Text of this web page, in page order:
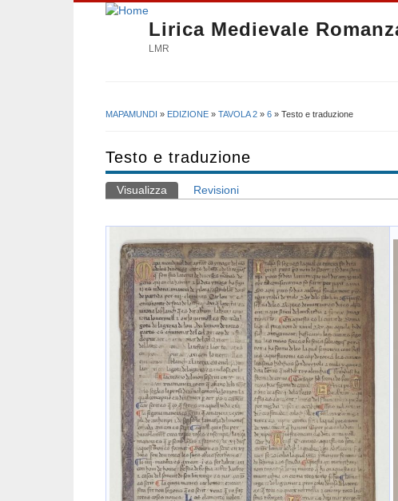
Lirica Medievale
LMR
MAPAMUNDI » EDIZIONE » TAVOLA 2 » 6 » Testo e traduzione
Testo e traduzione
Schede primarie
Visualizza (scheda attiva)
Revisioni